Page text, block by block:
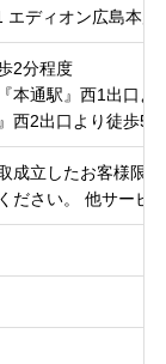
エディオン広島本店
2分程度
本通駅』西1出口よ
西2出口より徒歩5
立したお客様限
ださい。 他サービ